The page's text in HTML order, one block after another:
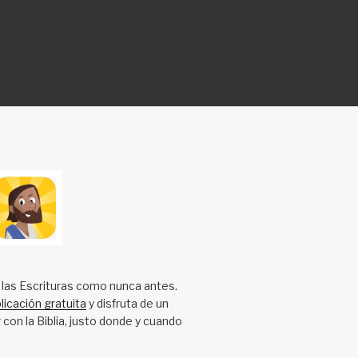
Escrituras como nunca antes.
gratuita y disfruta de un
la Biblia, justo donde y cuando